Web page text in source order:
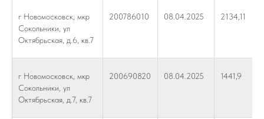
г Новомосковск, мкр
Сокольники, ул
Октябрьская, д.6, кв.7
200786010 08.04.2025 2134,11
г Новомосковск, мкр
Сокольники, ул
Октябрьская, д.7, кв.7
200690820 08.04.2025 1441,9